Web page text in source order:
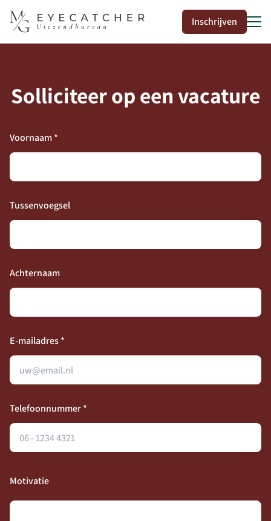
Inschrijven
50
Solliciteer op een vacature
Voornaam *
Tussenvoegsel
Achternaam
E-mailadres *
Telefoonnummer *
Motivatie